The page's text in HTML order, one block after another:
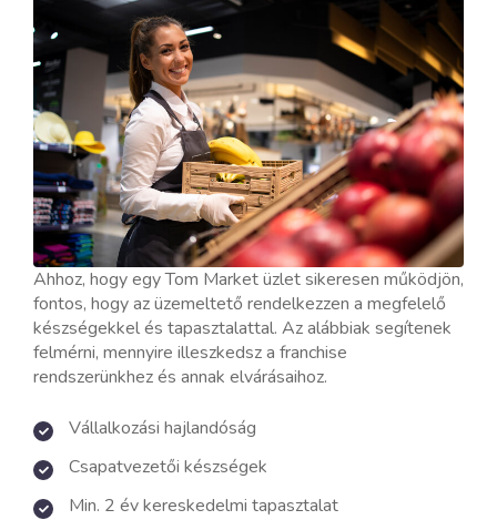
Ahhoz, hogy egy Tom Market üzlet sikeresen működjön,
fontos, hogy az üzemeltető rendelkezzen a megfelelő
készségekkel és tapasztalattal. Az alábbiak segítenek
felmérni, mennyire illeszkedsz a franchise
rendszerünkhez és annak elvárásaihoz.
Vállalkozási hajlandóság
Csapatvezetői készségek
Min. 2 év kereskedelmi tapasztalat